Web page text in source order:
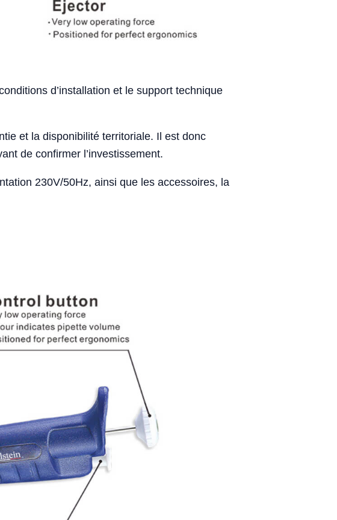
d’installation et le support technique
et la disponibilité territoriale. Il est donc
de confirmer l’investissement.
230V/50Hz, ainsi que les accessoires, la